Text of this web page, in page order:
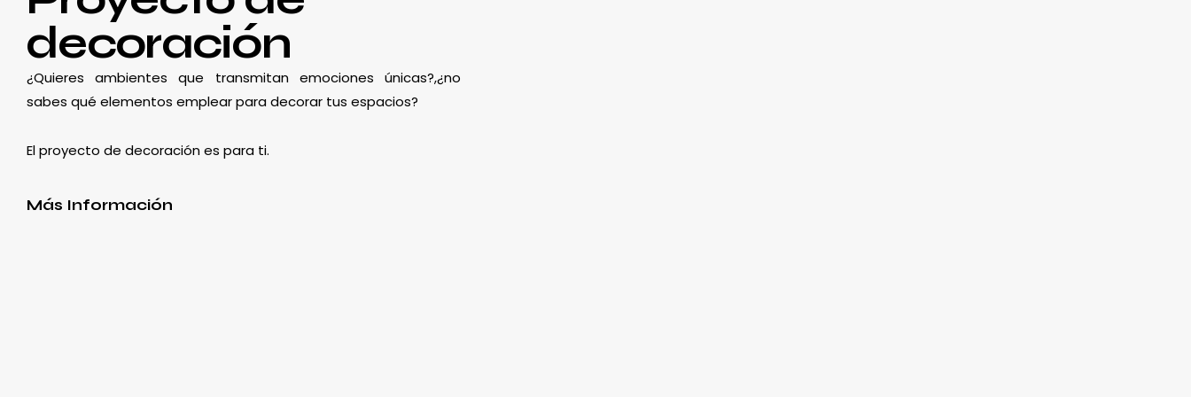
decoración
¿Quieres ambientes que transmitan emociones únicas?,¿no
sabes qué elementos emplear para decorar tus espacios?
El proyecto de decoración es para ti.
Más Información